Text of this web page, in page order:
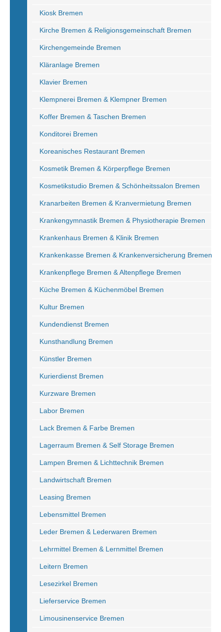
Kiosk Bremen
Kirche Bremen & Religionsgemeinschaft Bremen
Kirchengemeinde Bremen
Kläranlage Bremen
Klavier Bremen
Klempnerei Bremen & Klempner Bremen
Koffer Bremen & Taschen Bremen
Konditorei Bremen
Koreanisches Restaurant Bremen
Kosmetik Bremen & Körperpflege Bremen
Kosmetikstudio Bremen & Schönheitssalon Bremen
Kranarbeiten Bremen & Kranvermietung Bremen
Krankengymnastik Bremen & Physiotherapie Bremen
Krankenhaus Bremen & Klinik Bremen
Krankenkasse Bremen & Krankenversicherung Bremen
Krankenpflege Bremen & Altenpflege Bremen
Küche Bremen & Küchenmöbel Bremen
Kultur Bremen
Kundendienst Bremen
Kunsthandlung Bremen
Künstler Bremen
Kurierdienst Bremen
Kurzware Bremen
Labor Bremen
Lack Bremen & Farbe Bremen
Lagerraum Bremen & Self Storage Bremen
Lampen Bremen & Lichttechnik Bremen
Landwirtschaft Bremen
Leasing Bremen
Lebensmittel Bremen
Leder Bremen & Lederwaren Bremen
Lehrmittel Bremen & Lernmittel Bremen
Leitern Bremen
Lesezirkel Bremen
Lieferservice Bremen
Limousinenservice Bremen